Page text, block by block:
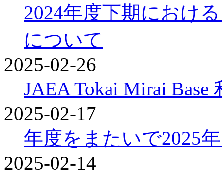
2024年度下期におけ
について
2025-02-26
JAEA Tokai Mirai
2025-02-17
年度をまたいで2025
2025-02-14